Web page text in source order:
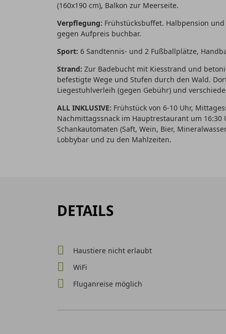
(160x190 cm), Balkon zur Meerseite.
Verpflegung: Frühstücksbuffet. Halbpension
gegen Aufpreis buchbar.
Sport: 6 Sandtennis- und 2 Fußballplätze,
Strand: Zur Badebucht mit Kiesstrand und
befestigte Wege und Stufen durch den Wald.
Liegestuhlverleih (gegen Gebühr) und
ALL INKLUSIVE: Frühstück von 6-10 Uhr,
Nachmittagssnack im Hauptrestaurant um
Schankautomaten (Saft, Wein, Bier,
Lobbybar und zu den Mahlzeiten.
DETAILS
Haustiere nicht erlaubt
WiFi
Fluganreise möglich